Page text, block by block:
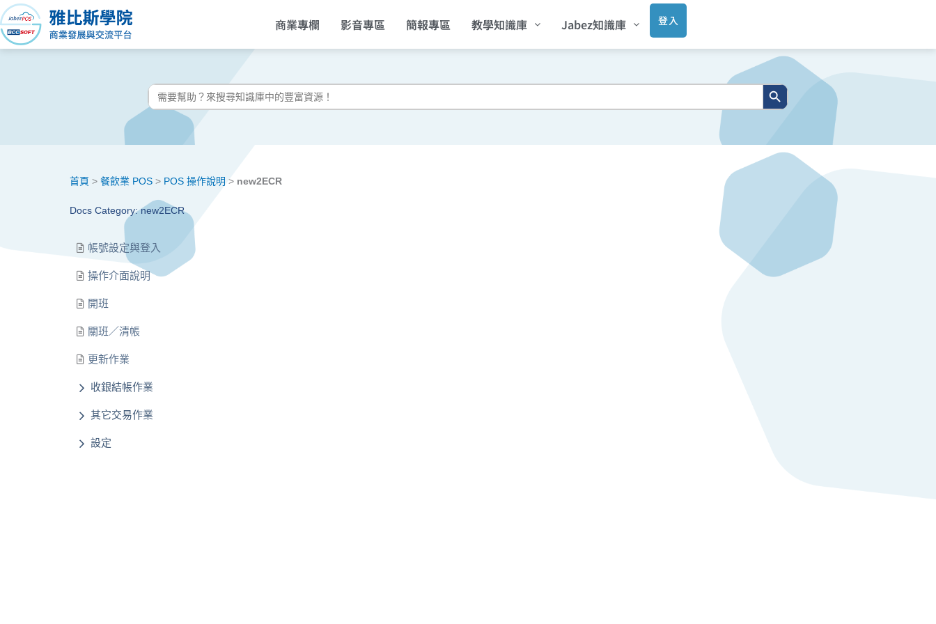
跳
至
主
商業專欄 影音專區 簡報專區 教學知識庫 Jabez知識庫 登入
搜
尋:
搜尋按鈕
首頁 > 餐飲業 POS > POS 操作說明 > new2ECR
Docs Category: new2ECR
帳號設定與登入
操作介面說明
開班
關班／清帳
更新作業
收銀結帳作業
其它交易作業
設定